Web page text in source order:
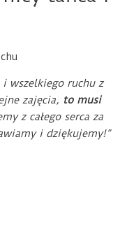
wszelkiego ruchu z
zajęcia, to musi
z całego serca za
i dziękujemy!”